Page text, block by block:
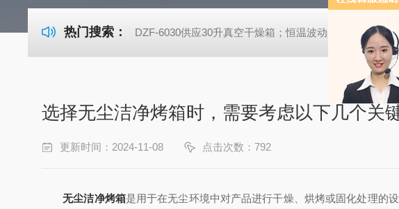
热门搜索： DZF-6030供应30升真空干燥箱；恒温波动度:±0.5℃
选择无尘洁净烤箱时，需要考虑以下几个关
更新时间：2024-11-08 点击次数：792
无尘洁净烤箱是用于在无尘环境中对产品进行干燥、烘烤或固化处理的